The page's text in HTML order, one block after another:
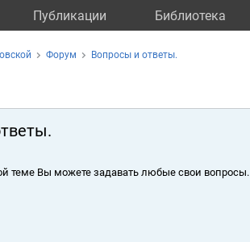
Публикации Библиотека
Форум Вопросы и ответы.
теме Вы можете задавать любые свои вопросы.